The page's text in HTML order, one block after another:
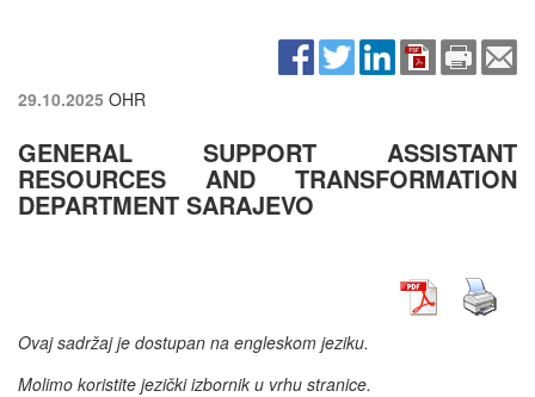
29.10.2025 OHR
GENERAL SUPPORT ASSISTANT
RESOURCES AND TRANSFORMATION
DEPARTMENT SARAJEVO
Ovaj sadržaj je dostupan na engleskom jeziku.
Molimo koristite jezički izbornik u vrhu stranice.